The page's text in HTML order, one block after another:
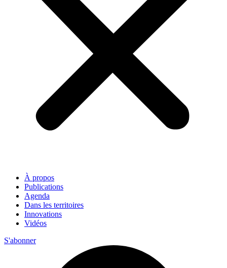
À propos
Publications
Agenda
Dans les territoires
Innovations
Vidéos
S'abonner